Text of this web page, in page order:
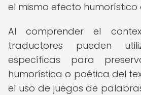
el mismo efecto humorístico
Al comprender el
traductores pueden
específicas para
humorística o poética del
el uso de juegos de